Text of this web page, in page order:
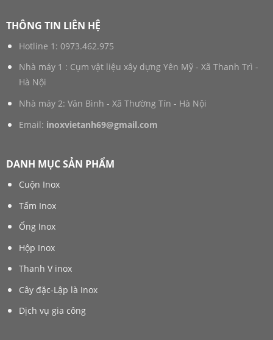
THÔNG TIN LIÊN HỆ
Hotline 1: 0973.462.975
Nhà máy 1 : Cụm vật liệu xây dựng Yên Mỹ - Xã Thanh Trì -
Hà Nội
Nhà máy 2: Văn Bình - Xã Thường Tín - Hà Nội
Email: inoxvietanh69@gmail.com
DANH MỤC SẢN PHẨM
Cuộn Inox
Tấm Inox
Ống Inox
Hộp Inox
Thanh V inox
Cây đặc-Lập là Inox
Dịch vụ gia công